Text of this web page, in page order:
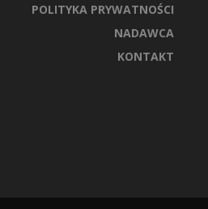
POLITYKA PRYWATNOŚCI
NADAWCA
KONTAKT